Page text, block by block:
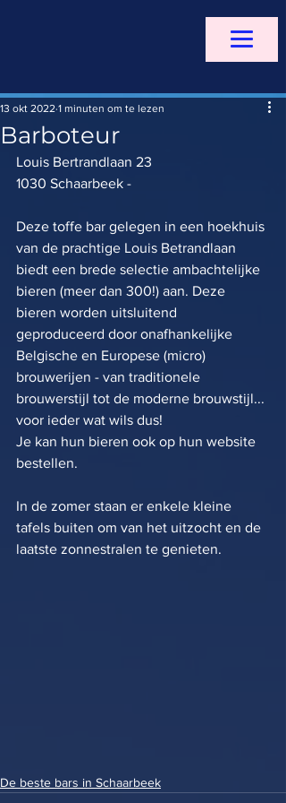
Barboteur
13 okt 2022 1 minuten om te lezen
Louis Bertrandlaan 23
1030 Schaarbeek -
Deze toffe bar gelegen in een hoekhuis
van de prachtige Louis Betrandlaan
biedt een brede selectie ambachtelijke
bieren (meer dan 300!) aan. Deze
bieren worden uitsluitend
geproduceerd door onafhankelijke
Belgische en Europese (micro)
brouwerijen - van traditionele
brouwerstijl tot de moderne brouwstijl...
voor ieder wat wils dus!
Je kan hun bieren ook op hun website
bestellen.
In de zomer staan er enkele kleine
tafels buiten om van het uitzocht en de
laatste zonnestralen te genieten.
De beste bars in Schaarbeek